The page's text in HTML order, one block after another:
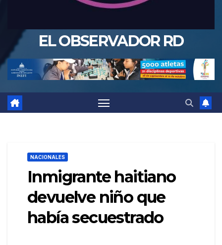
EL OBSERVADOR RD
NACIONALES
Inmigrante haitiano
devuelve niño que
había secuestrado